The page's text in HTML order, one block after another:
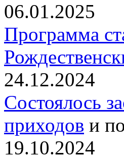
06.01.2025
Программа
24.12.2024
Состоялось
приходов и
19.10.2024